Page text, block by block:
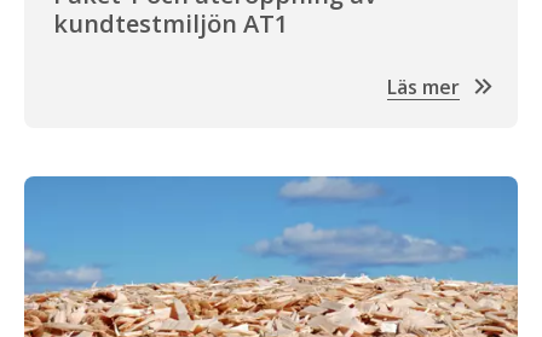
kundtestmiljön AT1
Läs mer